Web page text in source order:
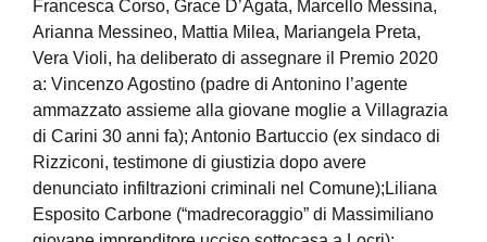
Francesca Corso, Grace D’Agata, Marcello Messina,
Arianna Messineo, Mattia Milea, Mariangela Preta,
Vera Violi, ha deliberato di assegnare il Premio 2020
a: Vincenzo Agostino (padre di Antonino l’agente
ammazzato assieme alla giovane moglie a Villagrazia
di Carini 30 anni fa); Antonio Bartuccio (ex sindaco di
Rizziconi, testimone di giustizia dopo avere
denunciato infiltrazioni criminali nel Comune); Liliana
Esposito Carbone (“madrecoraggio” di Massimiliano